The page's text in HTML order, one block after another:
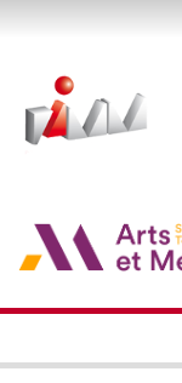
principal